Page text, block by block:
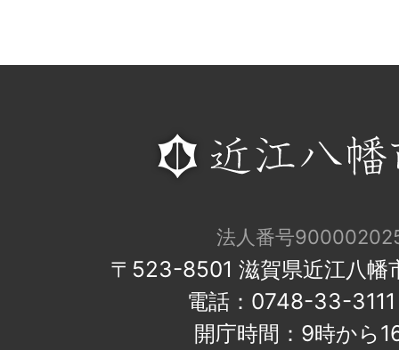
法人番号
〒523-8501 滋賀県近江八幡
電話：0748-33-
開庁時間：9時から